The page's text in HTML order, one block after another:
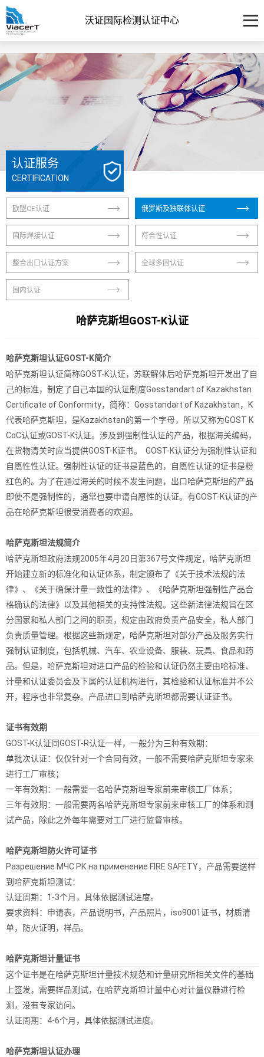
沃证国际检测认证中心
认证服务
CERTIFICATION
欧盟CE认证 俄罗斯及独联体认证
国际焊接认证 符合性认证
整合出口认证方案 全球多国认证
国内认证
哈萨克斯坦GOST-K认证
哈萨克斯坦认证GOST-K简介
哈萨克斯坦认证简称GOST-K认证，苏联解体后哈萨克斯坦开发出了自
己的标准，制定了自己本国的认证制度Gosstandart of Kazakhstan
Certificate of Conformity，简称：Gosstandart of Kazakhstan，K
代表哈萨克斯坦，是Kazakhstan的第一个字母，所以又称为GOST K
CoC认证或GOST-K认证。涉及到强制性认证的产品，根据海关编码，
在货物清关时应当提供GOST-K证书。 GOST-K认证分为强制性认证和
自愿性性认证。强制性认证的证书是蓝色的，自愿性认证的证书是粉
红色的。为了在通过海关的时候不发生问题，出口哈萨克斯坦的产品
即使不是强制性的，通常也要申请自愿性的认证。有GOST-K认证的产
品在哈萨克斯坦很受消费者的欢迎。
哈萨克斯坦法规简介
哈萨克斯坦政府法规2005年4月20日第367号文件规定，哈萨克斯坦
开始建立新的标准化和认证体系，制定颁布了《关于技术法规的法
律》、《关于确保计量一致性的法律》、《哈萨克斯坦强制性产品合
格确认的法律》以及其他相关的支持性法规。这些新法律法规旨在区
分国家和私人部门之间的职责，规定由政府负责产品安全，私人部门
负责质量管理。根据这些新规定，哈萨克斯坦对部分产品及服务实行
强制认证制度，包括机械、汽车、农业设备、服装、玩具、食品和药
品。但是，哈萨克斯坦对进口产品的检验和认证仍然主要由哈标准、
计量和认证委员会及下属的认证机构进行，其检验和认证标准并不公
开，程序也非常复杂。产品进口到哈萨克斯坦都需要认证证书。
证书有效期
GOST-K认证同GOST-R认证一样，一般分为三种有效期：
单批次认证：仅仅针对一个合同有效，一般不需要哈萨克斯坦专家来
进行工厂审核；
一年有效期：一般需要一名哈萨克斯坦专家前来审核工厂体系；
三年有效期：一般需要两名哈萨克斯坦专家前来审核工厂的体系和测
试产品，除此之外每年需要对工厂进行监督审核。
哈萨克斯坦防火许可证书
Разрешение МЧС РК на применение FIRE SAFETY，产品需要送样
到哈萨克斯坦测试：
认证周期：1-3个月，具体依据测试进度。
要求资料：申请表，产品说明书，产品照片，iso9001证书，材质清
单，防火证明，样品。
哈萨克斯坦计量证书
这个证书是在哈萨克斯坦计量技术规范和计量研究所相关文件的基础
上签发，需要样品测试，在哈萨克斯坦计量中心对计量仪器进行检
测，没有专家访问。
认证周期：4-6个月，具体依据测试进度。
哈萨克斯坦认证办理